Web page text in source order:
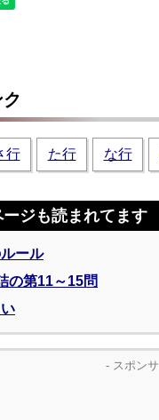
行 た行 な行
ージも読まれてます
ルール
の第11～15問
- スポン